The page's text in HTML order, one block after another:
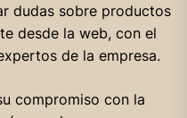
dudas sobre productos
desde la web, con el
de la empresa.
compromiso con la